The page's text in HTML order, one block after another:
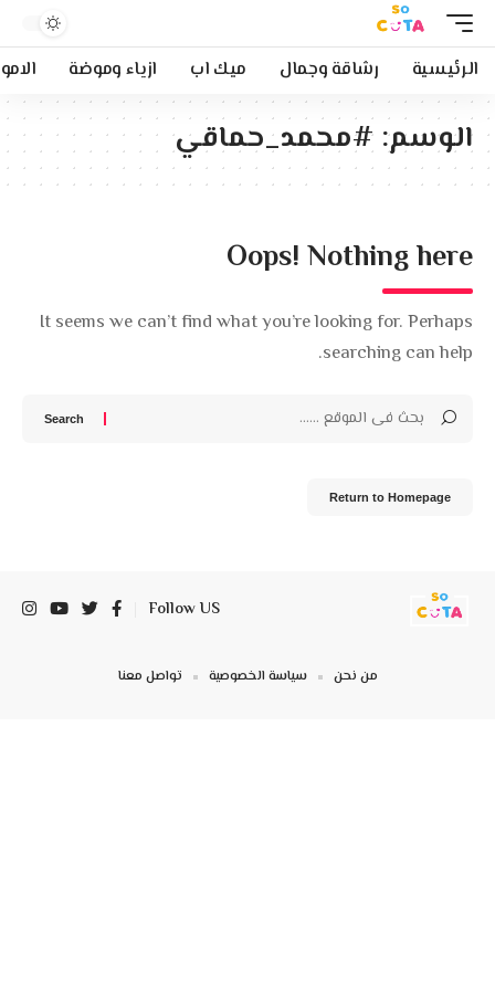
الرئيسية رشاقة وجمال ميك اب ازياء وموضة
الوسم: #محمد_حماقي
Oops! Nothing here
It seems we can’t find what you’re looking for. Perhaps
searching can help.
Return to Homepage
Follow US
من نحن سياسة الخصوصية تواصل معنا